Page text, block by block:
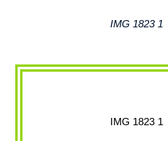
IMG 1823 1
IMG 1823 1